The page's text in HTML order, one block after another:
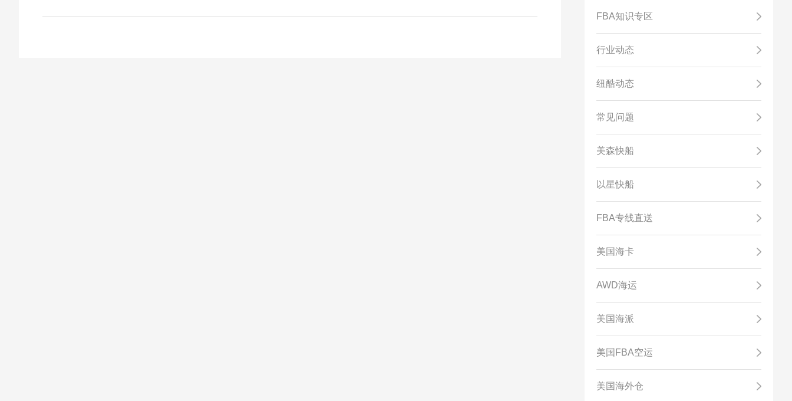
FBA知识专区
行业动态
纽酷动态
常见问题
美森快船
以星快船
FBA专线直送
美国海卡
AWD海运
美国海派
美国FBA空运
美国海外仓